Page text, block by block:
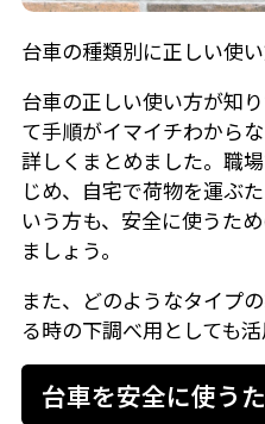
台車の種類別に正しい使い
台車の正しい使い方が知
て手順がイマイチわから
詳しくまとめました。職
じめ、自宅で荷物を運ぶ
いう方も、安全に使うた
ましょう。
また、どのようなタイプ
る時の下調べ用としても活
台車を安全に使う